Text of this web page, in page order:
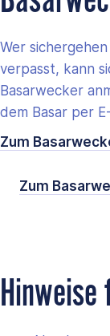
Wer
verpasst, kann
Basarwecker
dem Basar per
Zum
Zum